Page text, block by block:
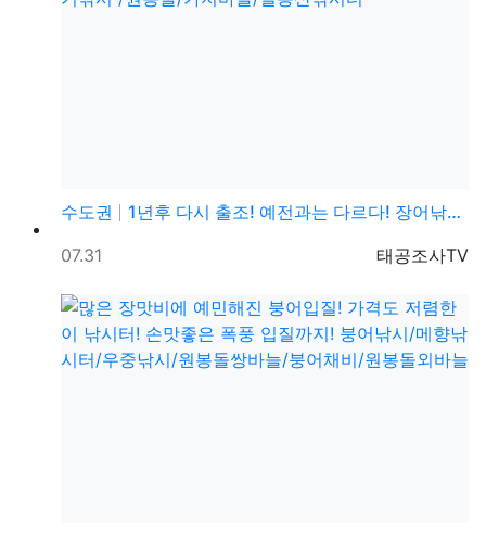
수도권
1년후 다시 출조! 예전과는 다르다! 장어낚시와 메기낚…
등록자
태공조사TV
등록일
07.31